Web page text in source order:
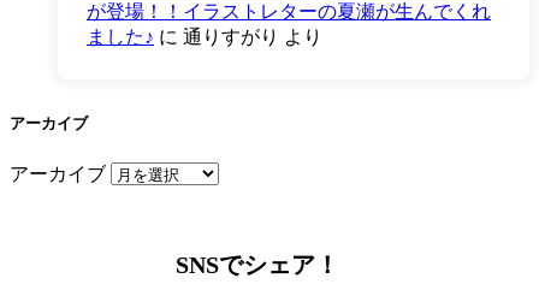
が登場！！イラストレターの夏瀬が生んでくれ
ました♪ に 通りすがり より
アーカイブ
アーカイブ
SNSでシェア！